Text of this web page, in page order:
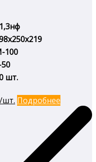
100
50
шт.
шт. Текущая
Подробнее